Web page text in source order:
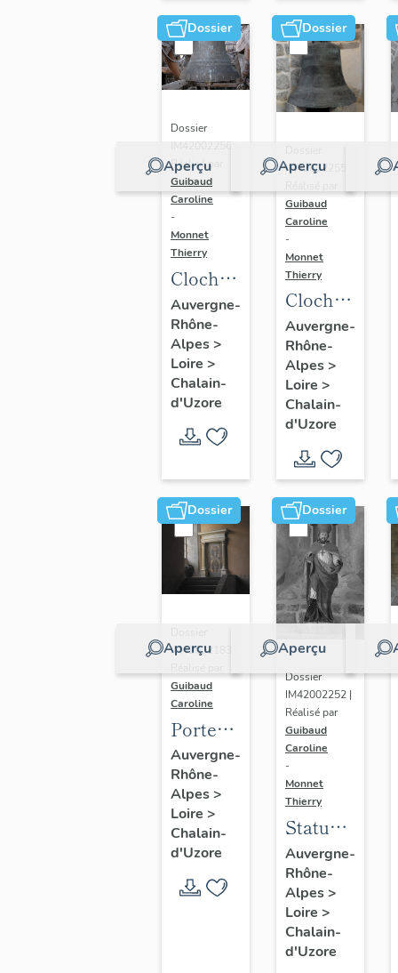
Dossier
Aperçu
Dossier
IM42002256 |
Réalisé par
Guibaud
Caroline
-
Monnet
Thierry
Cloche :
Françoise
Yvonne
(n°2)
Auvergne-
Rhône-
Alpes>
Loire >
Chalain-
d'Uzore
Dossier
Aperçu
IM42002255 |
Guibaud
Caroline
-
Monnet
Thierry
Cloche
(n°1)
Auvergne-
Rhône-
Alpes>
Loire >
Chalain-
d'Uzore
Dossier
Aperçu
IM42002183 |
Guibaud
Caroline
Porte
haute et
vantaux
de la
grande
salle
Auvergne-
Rhône-
Alpes>
Loire >
Chalain-
d'Uzore
Dossier
Aperçu
Dossier
IM42002252 |
Réalisé par
Guibaud
Caroline
-
Monnet
Thierry
Statue :
saint
Didier
Auvergne-
Rhône-
Alpes>
Loire >
Chalain-
d'Uzore